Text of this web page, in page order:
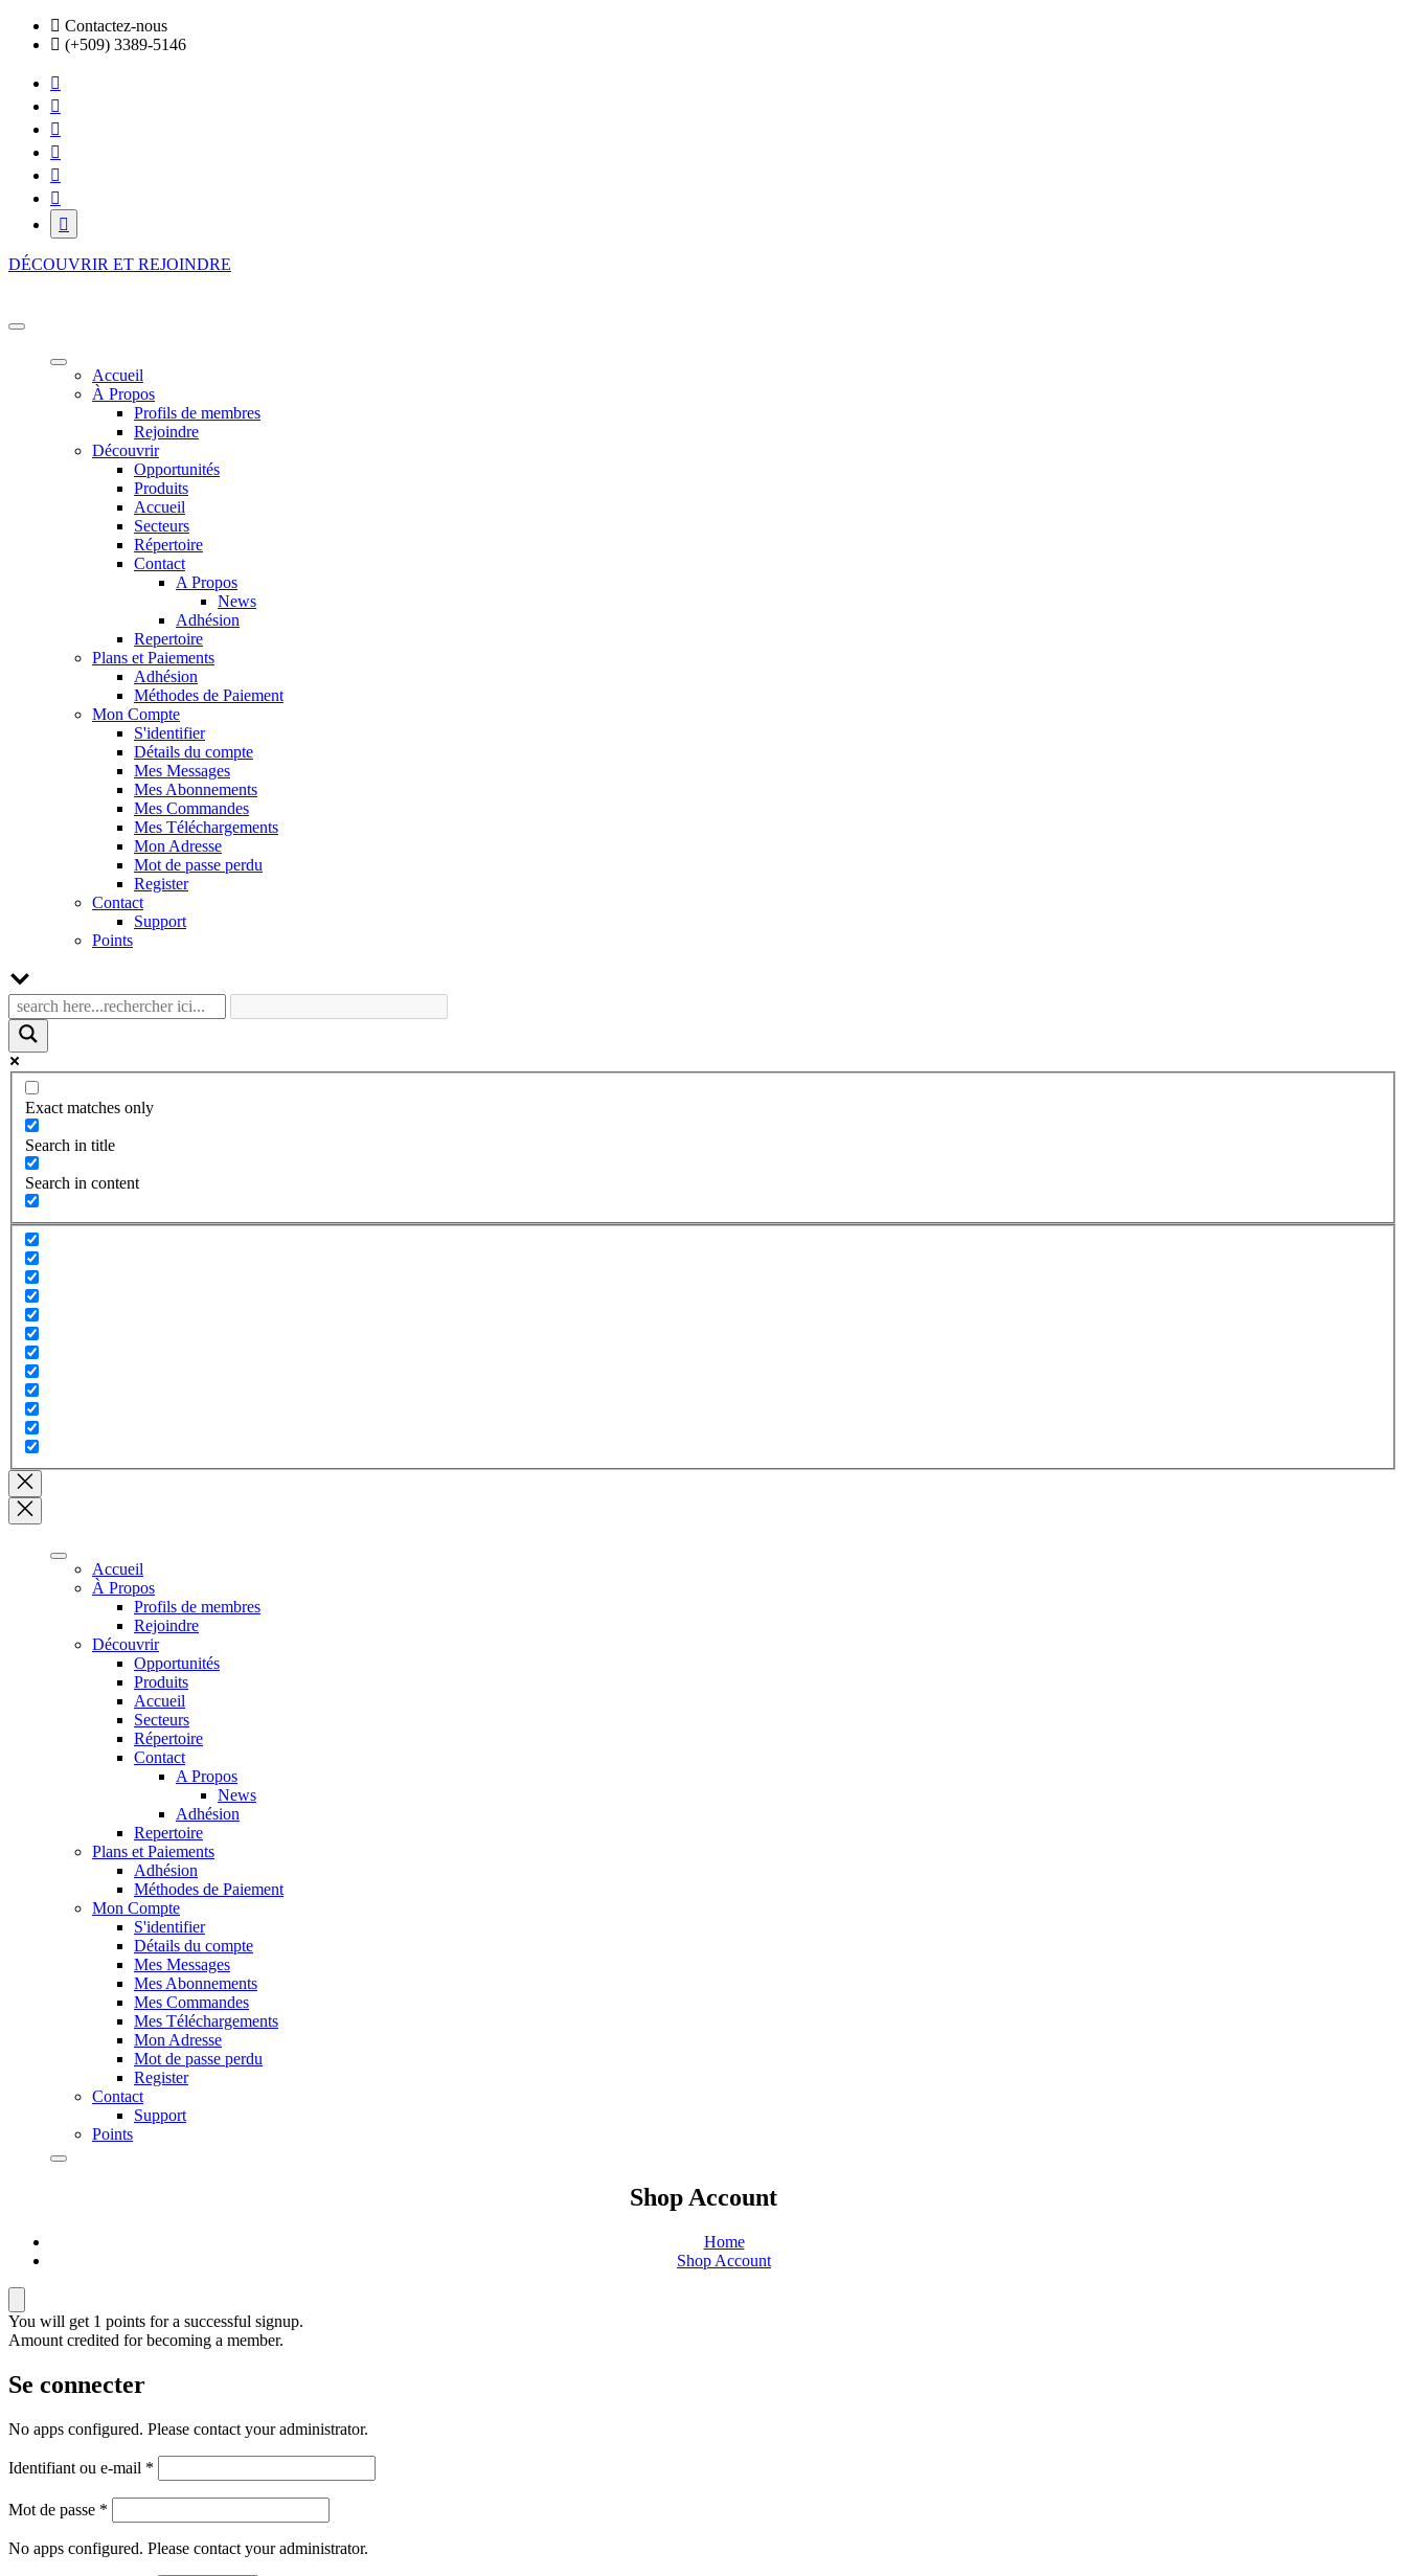
Skip
content
Contactez-nous
(+509) 3389-5146
DÉCOUVRIR ET REJOINDRE
Accueil
À Propos
Profils de membres
Rejoindre
Découvrir
Opportunités
Produits
Accueil
Secteurs
Répertoire
Contact
A Propos
News
Adhésion
Repertoire
Plans et Paiements
Adhésion
Méthodes de Paiement
Mon Compte
S'identifier
Détails du compte
Mes Messages
Mes Abonnements
Mes Commandes
Mes Téléchargements
Mon Adresse
Mot de passe perdu
Register
Contact
Support
Points
Exact matches only
Search in title
Search in content
Close
search
Accueil
À Propos
Profils de membres
Rejoindre
Découvrir
Opportunités
Produits
Accueil
Secteurs
Répertoire
Contact
A Propos
News
Adhésion
Repertoire
Plans et Paiements
Adhésion
Méthodes de Paiement
Mon Compte
S'identifier
Détails du compte
Mes Messages
Mes Abonnements
Mes Commandes
Mes Téléchargements
Mon Adresse
Mot de passe perdu
Register
Contact
Support
Points
Shop Account
Home
Shop Account
You will get 1 points for a successful signup.
Amount credited for becoming a member.
Se connecter
No apps configured. Please contact your administrator.
Identifiant ou e-mail *
Mot de passe *
No apps configured. Please contact your administrator.